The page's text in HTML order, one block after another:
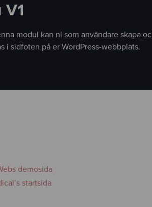
modul kan ni som användare skapa
i sidfoten på er WordPress-webbplats.
demosida
startsida